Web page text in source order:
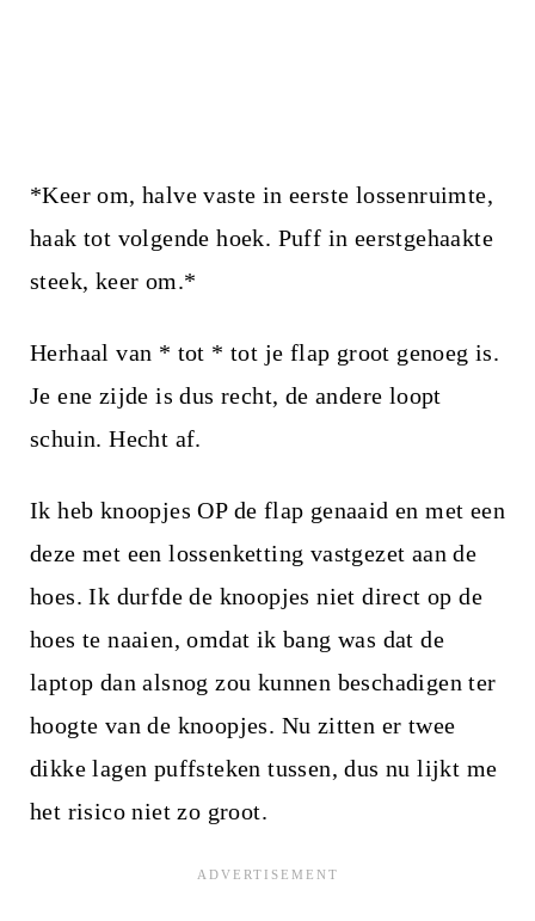
*Keer om, halve vaste in eerste lossenruimte,
haak tot volgende hoek. Puff in eerstgehaakte
steek, keer om.*
Herhaal van * tot * tot je flap groot genoeg is.
Je ene zijde is dus recht, de andere loopt
schuin. Hecht af.
Ik heb knoopjes OP de flap genaaid en met een
deze met een lossenketting vastgezet aan de
hoes. Ik durfde de knoopjes niet direct op de
hoes te naaien, omdat ik bang was dat de
laptop dan alsnog zou kunnen beschadigen ter
hoogte van de knoopjes. Nu zitten er twee
dikke lagen puffsteken tussen, dus nu lijkt me
het risico niet zo groot.